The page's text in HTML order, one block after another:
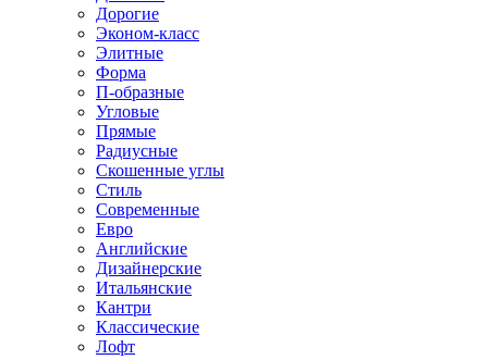
Дорогие
Эконом-класс
Элитные
Форма
П-образные
Угловые
Прямые
Радиусные
Скошенные углы
Стиль
Современные
Евро
Английские
Дизайнерские
Итальянские
Кантри
Классические
Лофт